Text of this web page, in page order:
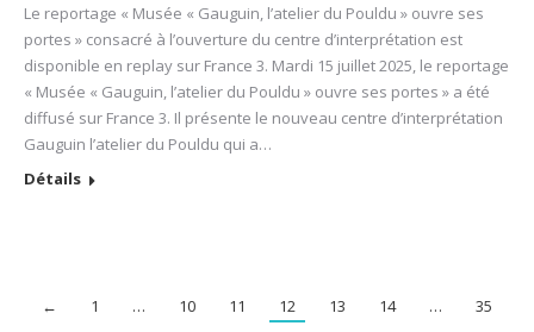
Le reportage « Musée « Gauguin, l’atelier du Pouldu » ouvre ses
portes » consacré à l’ouverture du centre d’interprétation est
disponible en replay sur France 3. Mardi 15 juillet 2025, le reportage
« Musée « Gauguin, l’atelier du Pouldu » ouvre ses portes » a été
diffusé sur France 3. Il présente le nouveau centre d’interprétation
Gauguin l’atelier du Pouldu qui a…
Détails
← 1 … 10 11 12 13 14 …
35